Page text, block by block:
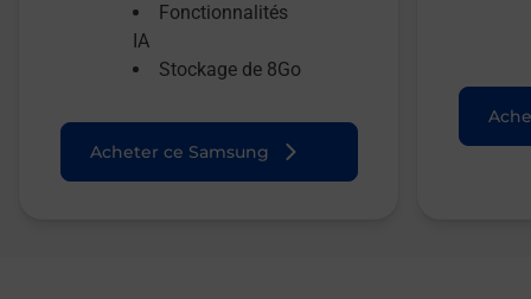
Fonctionnalités
IA
Stockage de 8Go
Acheter ce Samsung